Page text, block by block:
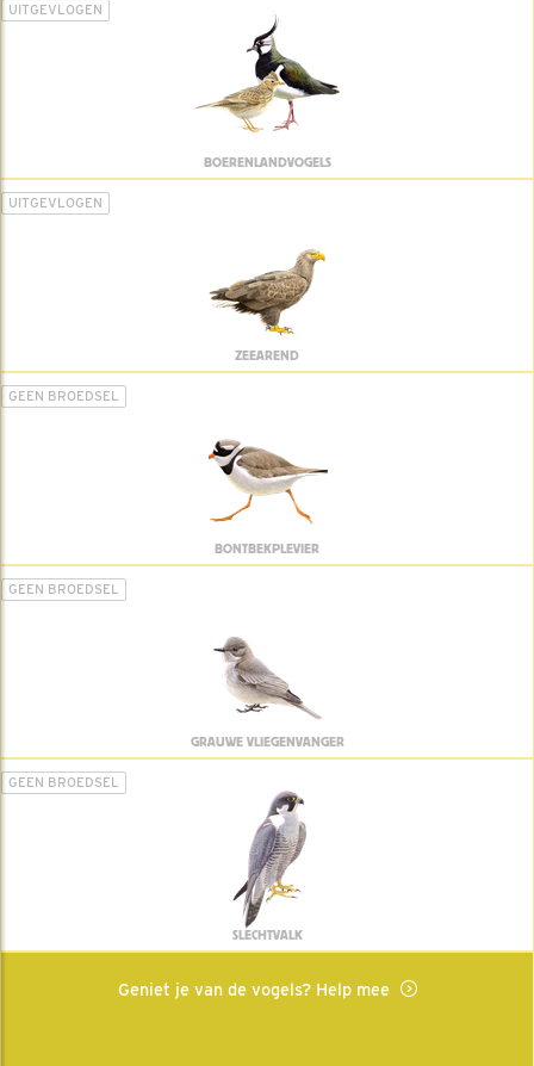
UITGEVLOGEN
BOERENLANDVOGELS
UITGEVLOGEN
ZEEAREND
GEEN BROEDSEL
BONTBEKPLEVIER
GEEN BROEDSEL
GRAUWE VLIEGENVANGER
GEEN BROEDSEL
SLECHTVALK
Geniet je van de vogels? Help mee